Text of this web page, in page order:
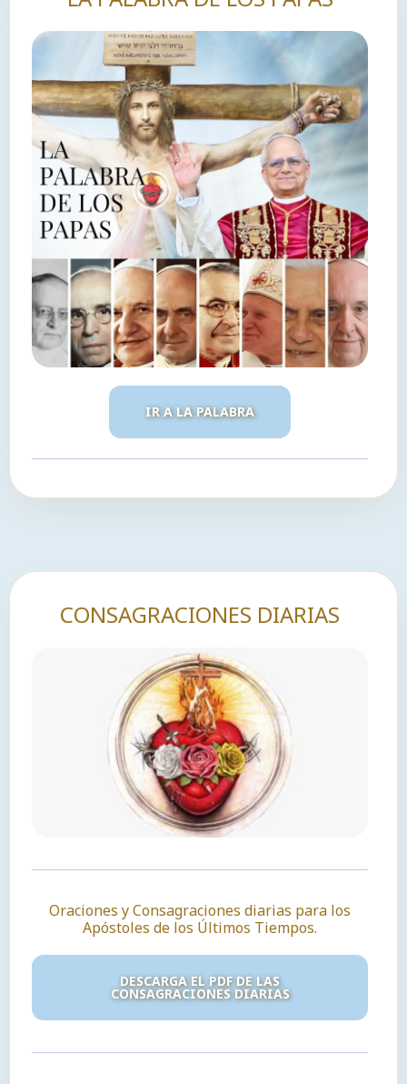
IR A LA PALABRA
CONSAGRACIONES DIARIAS
Oraciones y Consagraciones diarias para los
Apóstoles de los Últimos Tiempos.
DESCARGA EL PDF DE LAS
CONSAGRACIONES DIARIAS